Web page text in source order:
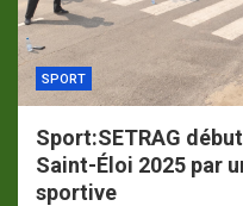
SPORT
Sport:SETRAG
Saint-Éloi 2025 par
sportive